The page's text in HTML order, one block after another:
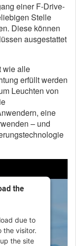
einer F-Drive-
Stelle
Diese können
ausgestattet
wie alle
erfüllt werden
Leuchten von
eine
– und
the
due to
the visitor.
the site